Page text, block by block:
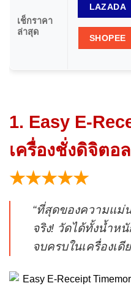
เช็กราคา
ล่าสุด
LAZADA
SHOPEE
1. Easy E-
เครื่องชั่งดิจิตอ
★★★★★
“ที่สุดของความแม่
จริง! วัดได้ทั้งน้ำห
จบครบในเครื่องเดี